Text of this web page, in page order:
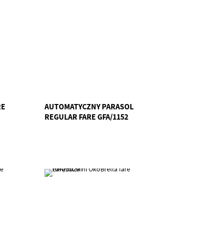
AUTOMATYCZNY PARASOL
REGULAR FARE GFA/1152